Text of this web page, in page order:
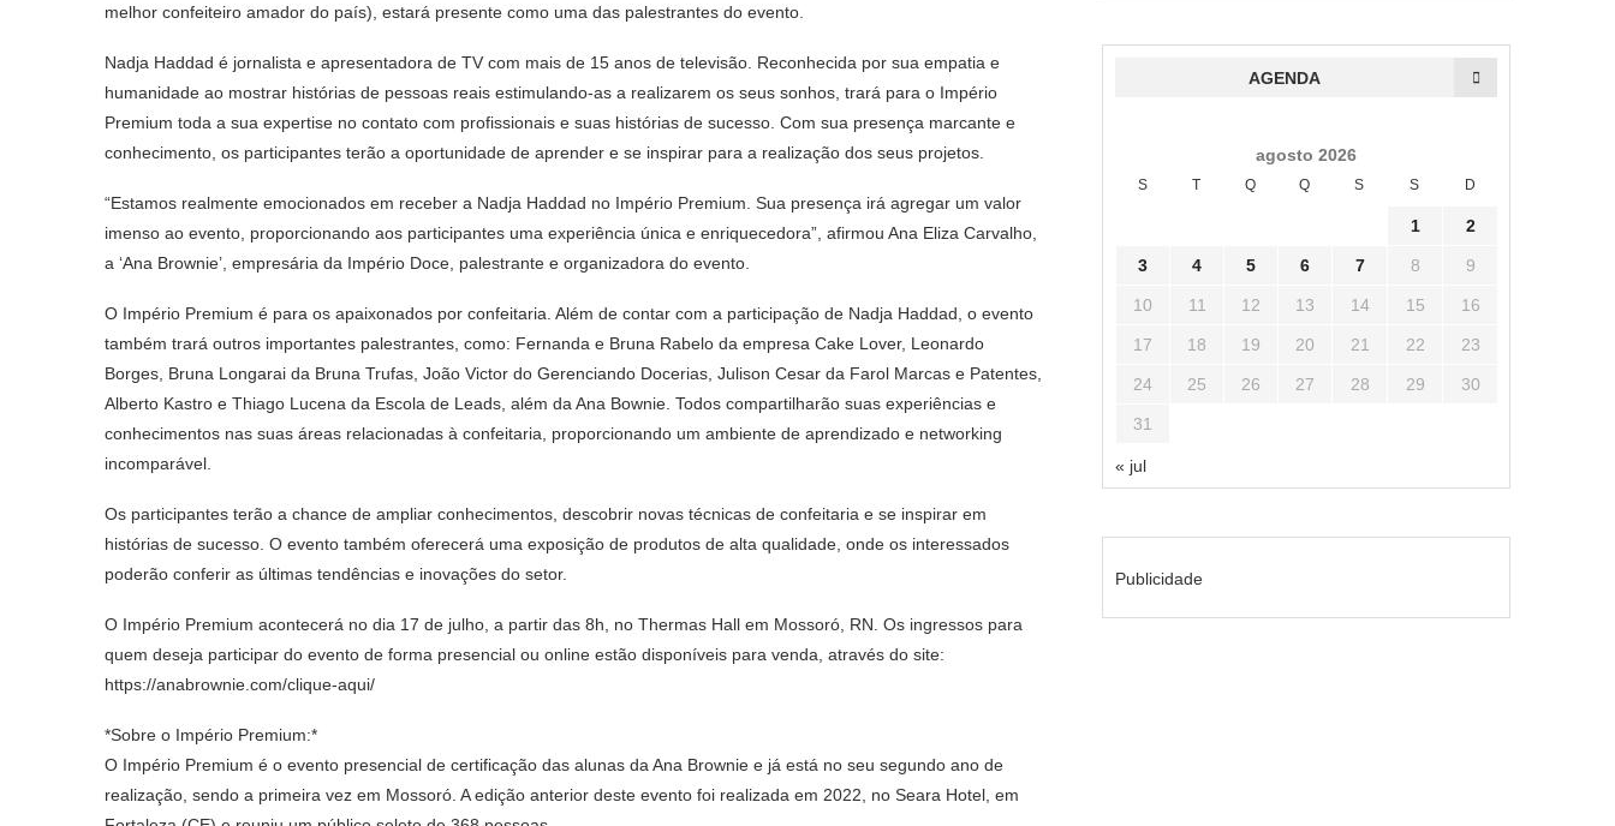
melhor confeiteiro amador do país), estará presente como uma das palestrantes do evento.
Nadja Haddad é jornalista e apresentadora de TV com mais de 15 anos de televisão. Reconhecida por sua empatia e
humanidade ao mostrar histórias de pessoas reais estimulando-as a realizarem os seus sonhos, trará para o Império
Premium toda a sua expertise no contato com profissionais e suas histórias de sucesso. Com sua presença marcante e
conhecimento, os participantes terão a oportunidade de aprender e se inspirar para a realização dos seus projetos.
“Estamos realmente emocionados em receber a Nadja Haddad no Império Premium. Sua presença irá agregar um valor
imenso ao evento, proporcionando aos participantes uma experiência única e enriquecedora”, afirmou Ana Eliza Carvalho,
a ‘Ana Brownie’, empresária da Império Doce, palestrante e organizadora do evento.
O Império Premium é para os apaixonados por confeitaria. Além de contar com a participação de Nadja Haddad, o evento
também trará outros importantes palestrantes, como: Fernanda e Bruna Rabelo da empresa Cake Lover, Leonardo
Borges, Bruna Longarai da Bruna Trufas, João Victor do Gerenciando Docerias, Julison Cesar da Farol Marcas e Patentes,
Alberto Kastro e Thiago Lucena da Escola de Leads, além da Ana Bownie. Todos compartilharão suas experiências e
conhecimentos nas suas áreas relacionadas à confeitaria, proporcionando um ambiente de aprendizado e networking
incomparável.
Os participantes terão a chance de ampliar conhecimentos, descobrir novas técnicas de confeitaria e se inspirar em
histórias de sucesso. O evento também oferecerá uma exposição de produtos de alta qualidade, onde os interessados
poderão conferir as últimas tendências e inovações do setor.
O Império Premium acontecerá no dia 17 de julho, a partir das 8h, no Thermas Hall em Mossoró, RN. Os ingressos para
quem deseja participar do evento de forma presencial ou online estão disponíveis para venda, através do site:
https://anabrownie.com/clique-aqui/
*Sobre o Império Premium:*
O Império Premium é o evento presencial de certificação das alunas da Ana Brownie e já está no seu segundo ano de
realização, sendo a primeira vez em Mossoró. A edição anterior deste evento foi realizada em 2022, no Seara Hotel, em
AGENDA
agosto 2026
S T Q Q S S D
1 2
3 4 5 6 7 8 9
10 11 12 13 14 15 16
17 18 19 20 21 22 23
24 25 26 27 28 29 30
31
« jul
Publicidade